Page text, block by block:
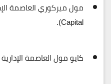
مول ميركوري العاصمة
Capital).
كايو مول العاصمة الإدارية